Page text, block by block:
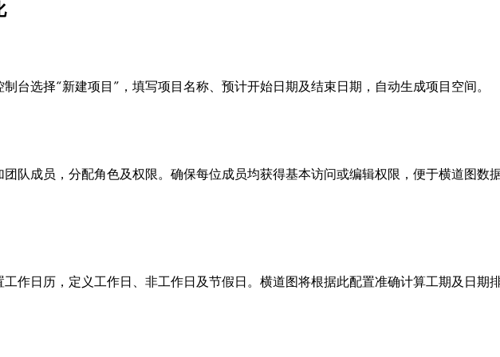
台选择“新建项目”，填写项目名称、预计开始日期及结束日期，自动生成项目空间。
团队成员，分配角色及权限。确保每位成员均获得基本访问或编辑权限，便于横道图数
工作日历，定义工作日、非工作日及节假日。横道图将根据此配置准确计算工期及日期